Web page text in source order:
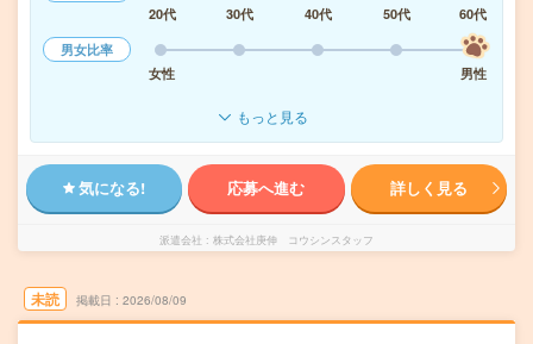
20代
30代 40代 50代
60代
男女比率
女性
男性
もっと見る
気になる! 応募へ進む 詳しく見る
派遣会社 株式会社庚伸 コウシンスタッフ
未読 掲載日 2026/08/09